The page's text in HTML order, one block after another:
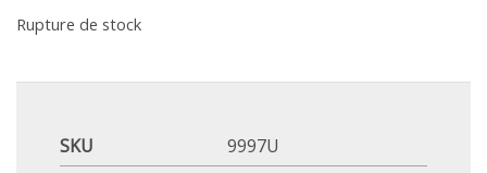
Rupture de stock
SKU
9997U